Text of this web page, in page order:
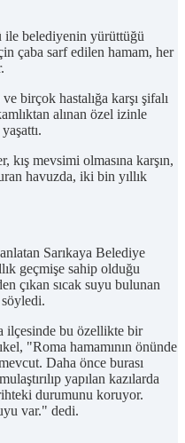
belediyenin yürüttüğü
çaba sarf edilen hamam, her
birçok hastalığa karşı şifalı
alınan özel izinle
kış mevsimi olmasına karşın,
havuzda, iki bin yıllık
Sarıkaya Belediye
geçmişe sahip olduğu
çıkan sıcak suyu bulunan
ilçesinde bu özellikte bir
"Roma hamamının önünde
Daha önce burası
yapılan kazılarda
durumunu koruyor.
var." dedi.